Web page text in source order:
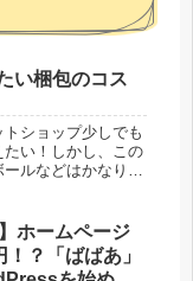
い梱包のコス
ショップ少しでも
い！しかし、この
ルなどはかなり高
。少しでもお安くお
「送料無料」が
ホームページ
？「ばばあ」